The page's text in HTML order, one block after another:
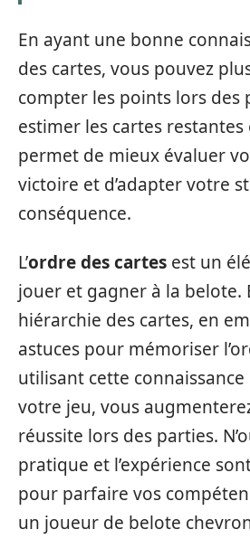
En ayant une bonne
des cartes, vous pouvez
compter les points lors des
estimer les cartes restantes
permet de mieux évaluer
victoire et d’adapter votre
conséquence.
L’ordre des cartes est un
jouer et gagner à la belote.
hiérarchie des cartes, en
astuces pour mémoriser
utilisant cette
votre jeu, vous
réussite lors des parties.
pratique et l’expérience
pour parfaire vos
un joueur de belote